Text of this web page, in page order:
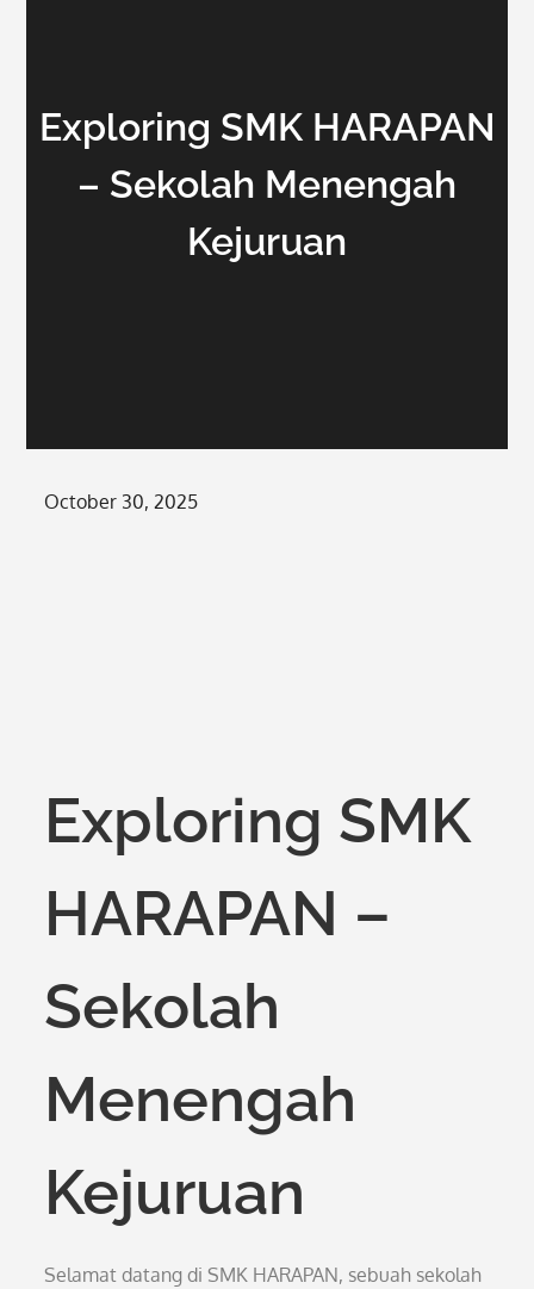
Exploring SMK HARAPAN
– Sekolah Menengah
Kejuruan
Posted
October 30, 2025
Exploring SMK
HARAPAN –
Sekolah
Menengah
Kejuruan
Selamat datang di SMK HARAPAN, sebuah sekolah